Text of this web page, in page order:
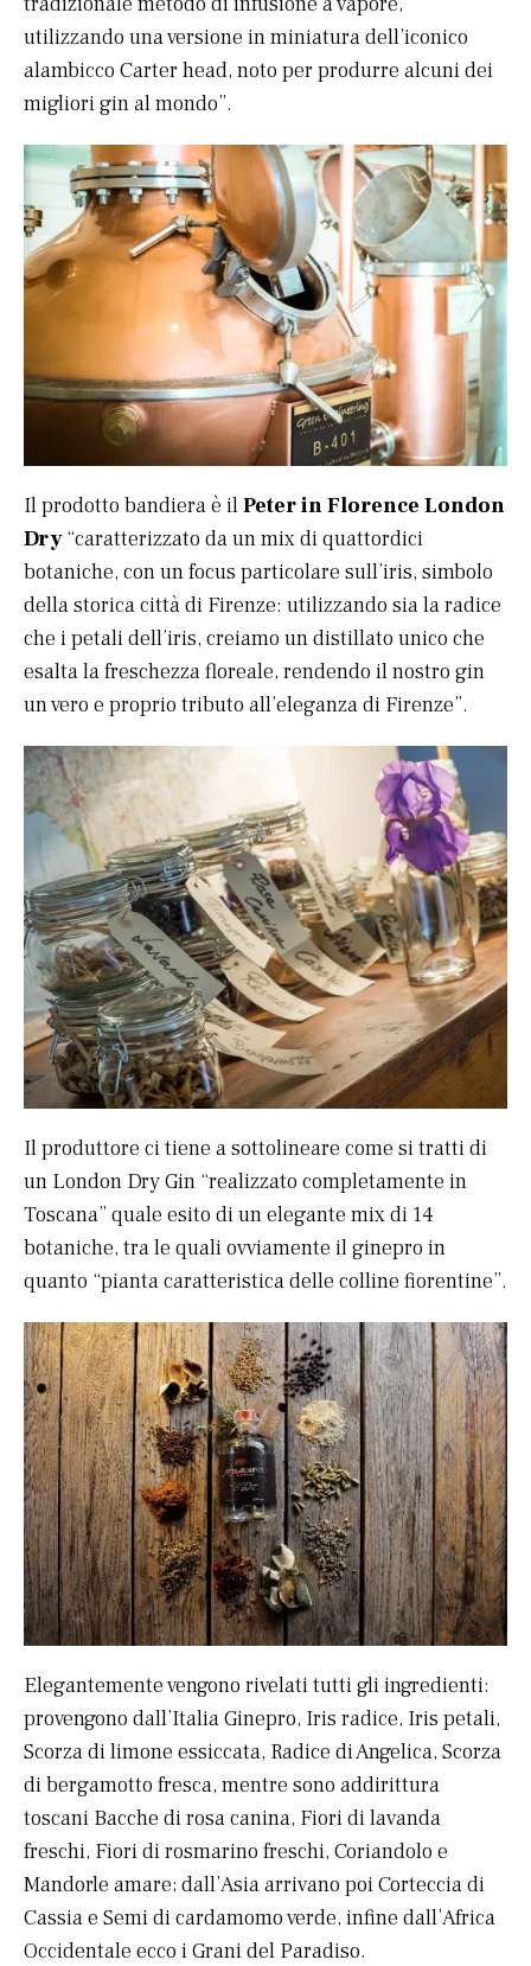
utilizzando una versione in miniatura dell’iconico
alambicco Carter head, noto per produrre alcuni dei
migliori gin al mondo”.
Il prodotto bandiera è ilPeter in Florence London
Dry“caratterizzato da un mix di quattordici
botaniche, con un focus particolare sull’iris, simbolo
della storica città di Firenze: utilizzando sia la radice
che i petali dell’iris, creiamo un distillato unico che
esalta la freschezza floreale, rendendo il nostro gin
un vero e proprio tributo all’eleganza di Firenze”.
Il produttore ci tiene a sottolineare come si tratti di
un London Dry Gin “realizzato completamente in
Toscana” quale esito di un elegante mix di 14
botaniche, tra le quali ovviamente il ginepro in
quanto “pianta caratteristica delle colline fiorentine”.
Elegantemente vengono rivelati tutti gli ingredienti:
provengono dall’Italia Ginepro, Iris radice, Iris petali,
Scorza di limone essiccata, Radice di Angelica, Scorza
di bergamotto fresca, mentre sono addirittura
toscani Bacche di rosa canina, Fiori di lavanda
freschi, Fiori di rosmarino freschi, Coriandolo e
Mandorle amare; dall’Asia arrivano poi Corteccia di
Cassia e Semi di cardamomo verde, infine dall’Africa
Occidentale ecco i Grani del Paradiso.